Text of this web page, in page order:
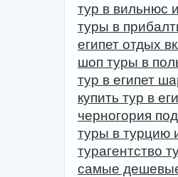
тур в вильнюс
туры в
египет отдых
шоп туры в
тур в египет
купить тур в
черногория
туры в турцию
турагентство
самые